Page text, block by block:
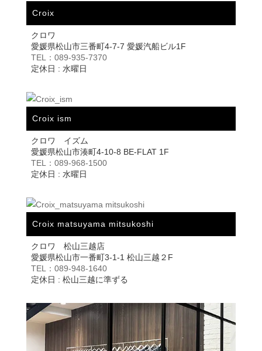
Croix
クロワ
愛媛県松山市三番町4-7-7 愛媛汽船ビル1F
TEL：089-935-7370
定休日 : 水曜日
Croix ism
クロワ イズム
愛媛県松山市湊町4-10-8 BE-FLAT 1F
TEL：089-968-1500
定休日 : 水曜日
Croix matsuyama mitsukoshi
クロワ 松山三越店
愛媛県松山市一番町3-1-1 松山三越２F
TEL：089-948-1640
定休日 : 松山三越に準ずる